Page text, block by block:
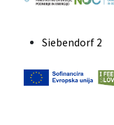
Siebendorf 2